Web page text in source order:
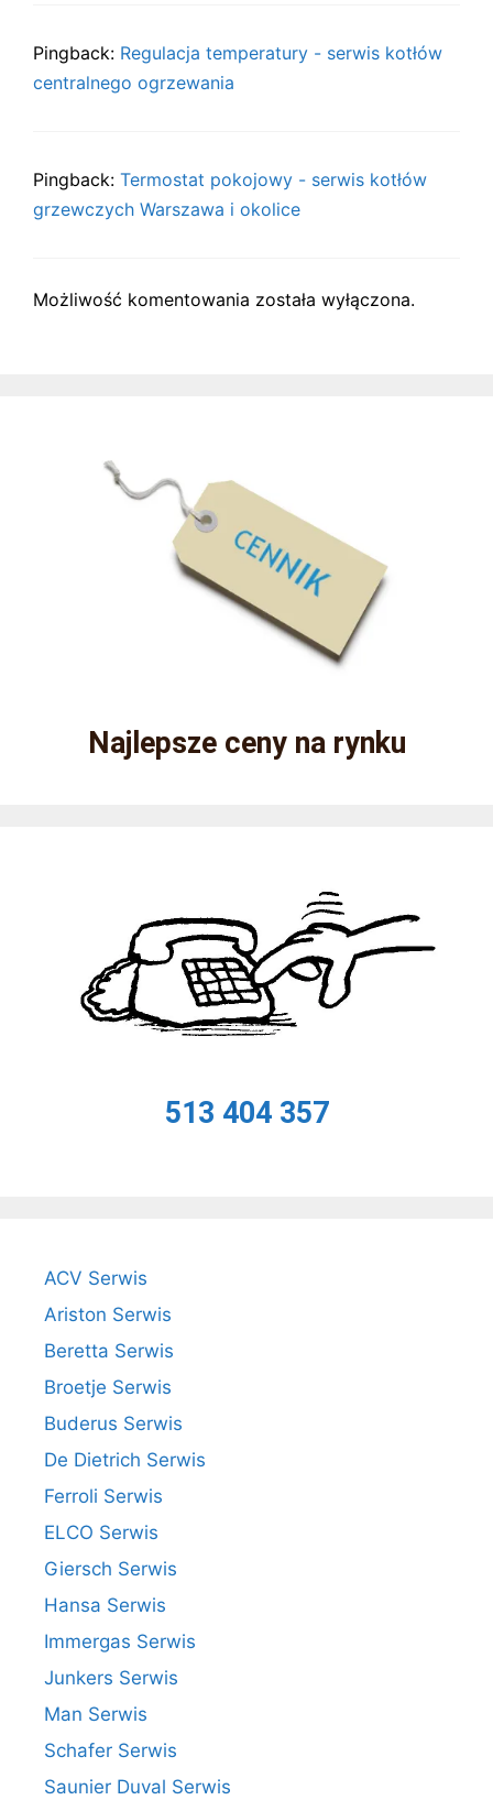
Pingback: Regulacja temperatury - serwis kotłów
centralnego ogrzewania
Pingback: Termostat pokojowy - serwis kotłów
grzewczych Warszawa i okolice
Możliwość komentowania została wyłączona.
Najlepsze ceny na rynku
513 404 357
ACV Serwis
Ariston Serwis
Beretta Serwis
Broetje Serwis
Buderus Serwis
De Dietrich Serwis
Ferroli Serwis
ELCO Serwis
Giersch Serwis
Hansa Serwis
Immergas Serwis
Junkers Serwis
Man Serwis
Schafer Serwis
Saunier Duval Serwis